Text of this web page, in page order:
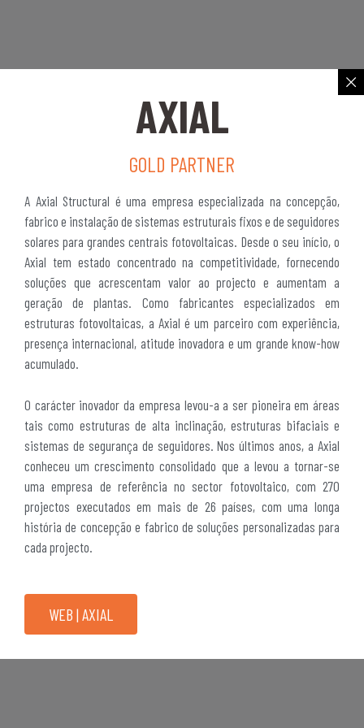
AXIAL
GOLD PARTNER
A Axial Structural é uma empresa especializada na concepção,
fabrico e instalação de sistemas estruturais fixos e de seguidores
solares para grandes centrais fotovoltaicas. Desde o seu início, o
Axial tem estado concentrado na competitividade, fornecendo
soluções que acrescentam valor ao projecto e aumentam a
geração de plantas. Como fabricantes especializados em
estruturas fotovoltaicas, a Axial é um parceiro com experiência,
presença internacional, atitude inovadora e um grande know-how
acumulado.
O carácter inovador da empresa levou-a a ser pioneira em áreas
tais como estruturas de alta inclinação, estruturas bifaciais e
sistemas de segurança de seguidores. Nos últimos anos, a Axial
conheceu um crescimento consolidado que a levou a tornar-se
uma empresa de referência no sector fotovoltaico, com 270
projectos executados em mais de 26 países, com uma longa
história de concepção e fabrico de soluções personalizadas para
cada projecto.
WEB | AXIAL